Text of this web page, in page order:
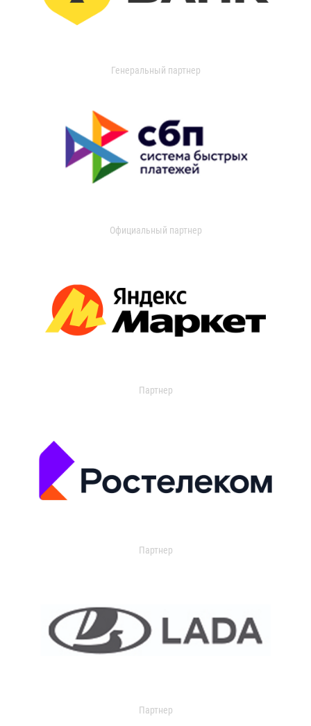
Генеральный партнер
Официальный партнер
Партнер
Партнер
Партнер